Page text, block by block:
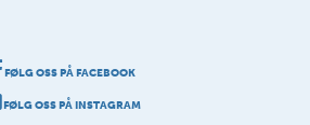
FØLG OSS PÅ FACEBOOK
FØLG OSS PÅ INSTAGRAM